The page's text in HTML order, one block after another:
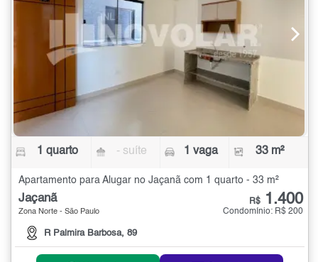
1 quarto - suíte 1 vaga 33 m²
Apartamento para Alugar no Jaçanã com 1 quarto - 33 m²
Jaçanã
Zona Norte - São Paulo
R Palmira Barbosa, 89
R$ 1.400
Condomínio: R$ 200